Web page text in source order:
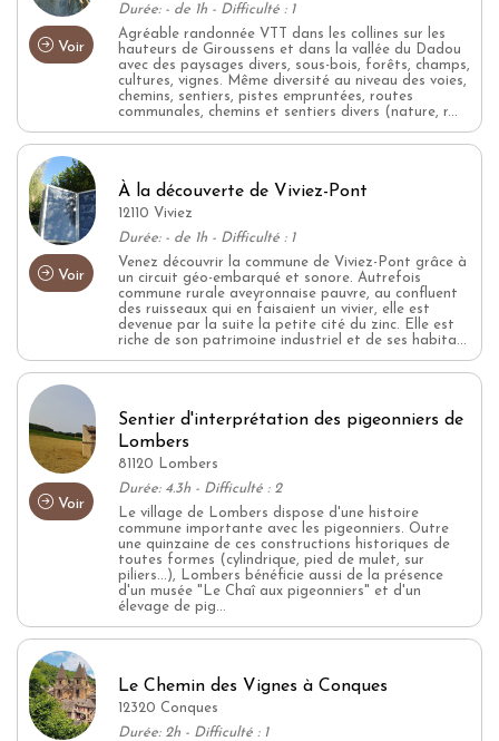
Voir
Durée: - de 1h - Difficulté : 1
Agréable randonnée VTT dans les collines sur les
hauteurs de Giroussens et dans la vallée du Dadou
avec des paysages divers, sous-bois, forêts, champs,
cultures, vignes. Même diversité au niveau des voies,
chemins, sentiers, pistes empruntées, routes
communales, chemins et sentiers divers (nature, r...
Voir
À la découverte de Viviez-Pont
12110 Viviez
Durée: - de 1h - Difficulté : 1
Venez découvrir la commune de Viviez-Pont grâce à
un circuit géo-embarqué et sonore. Autrefois
commune rurale aveyronnaise pauvre, au confluent
des ruisseaux qui en faisaient un vivier, elle est
devenue par la suite la petite cité du zinc. Elle est
riche de son patrimoine industriel et de ses habita...
Voir
Sentier d'interprétation des pigeonniers de
Lombers
81120 Lombers
Durée: 4.3h - Difficulté : 2
Le village de Lombers dispose d'une histoire
commune importante avec les pigeonniers. Outre
une quinzaine de ces constructions historiques de
toutes formes (cylindrique, pied de mulet, sur
piliers...), Lombers bénéficie aussi de la présence
d'un musée "Le Chaî aux pigeonniers" et d'un
élevage de pig...
Le Chemin des Vignes à Conques
12320 Conques
Durée: 2h - Difficulté : 1